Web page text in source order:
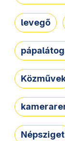
levegő
Népsziget